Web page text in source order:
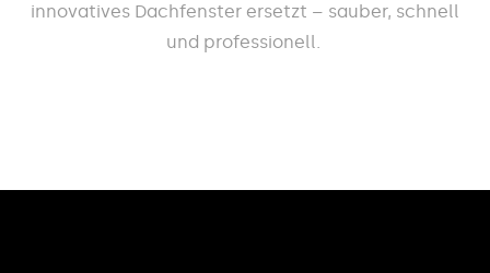
innovatives Dachfenster ersetzt – sauber, schnell
und professionell.